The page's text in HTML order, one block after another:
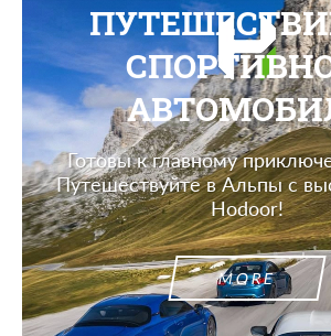
Готовы к главному
Путешествуйте в Альпы с
Hodoor!
MORE